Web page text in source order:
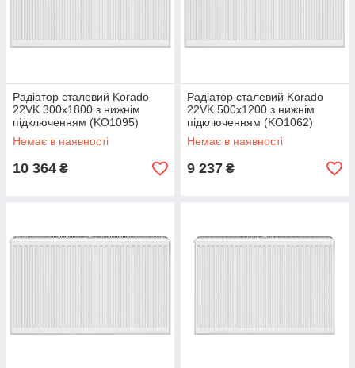
Радіатор сталевий Korado
22VK 300x1800 з нижнім
підключенням (KO1095)
Немає в наявності
10 364 ₴
Радіатор сталевий Korado
22VK 500x1200 з нижнім
підключенням (KO1062)
Немає в наявності
9 237 ₴